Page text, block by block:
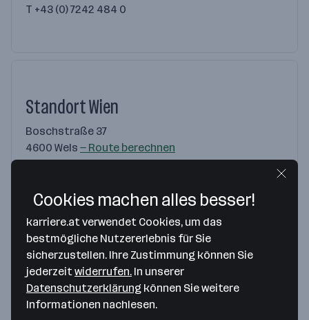
T +43 (0) 7242 484 0
Standort Wien
Boschstraße 37
4600 Wels — Route berechnen
Standort Graz
Gradnerstraße 96
8055 Graz— Route berechnen
Cookies machen alles besser!
karriere.at verwendet Cookies, um das
bestmögliche Nutzererlebnis für Sie
sicherzustellen. Ihre Zustimmung können Sie
jederzeitwiderrufen. In unserer
Datenschutzerklärung können Sie weitere
Informationen nachlesen.